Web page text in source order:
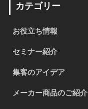
カテゴリー
お役立ち情報
セミナー紹介
集客のアイデア
メーカー商品のご紹介